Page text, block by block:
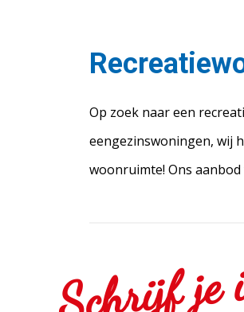
Op zoek naar een
eengezinswoningen, wij
woonruimte! Ons
Schrijf je